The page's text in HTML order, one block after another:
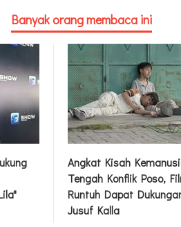
Banyak orang membaca ini
Angkat Kisah
Tengah Konflik Poso,
Runtuh Dapat
Jusuf Kalla